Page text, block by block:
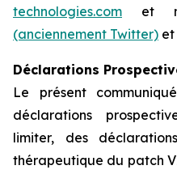
technologies.com et
(anciennement Twitter) et
Déclarations
Le présent
déclarations
limiter, des
thérapeutique du patch